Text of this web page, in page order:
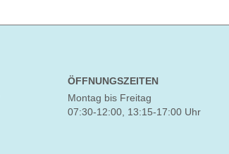
ÖFFNUNGSZEITEN
Montag bis Freitag
07:30-12:00, 13:15-17:00 Uhr